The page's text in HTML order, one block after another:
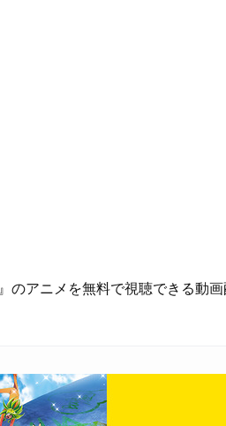
』のアニメを無料で視聴できる動